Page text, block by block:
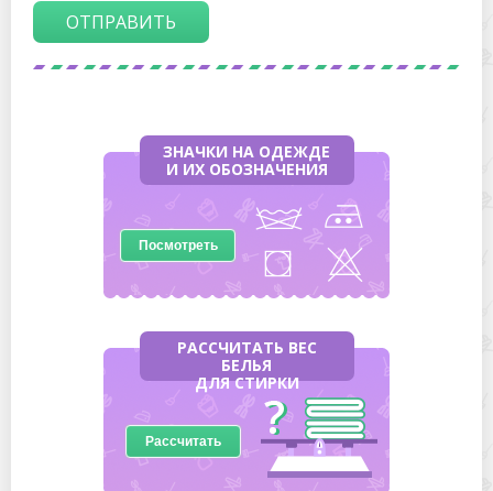
ОТПРАВИТЬ
ЗНАЧКИ НА ОДЕЖДЕ
И ИХ ОБОЗНАЧЕНИЯ
Посмотреть
РАССЧИТАТЬ ВЕС
БЕЛЬЯ
ДЛЯ СТИРКИ
Рассчитать